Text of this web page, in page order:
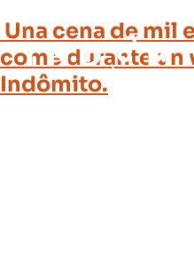
Una cena de mil
come durante un
Indômito.